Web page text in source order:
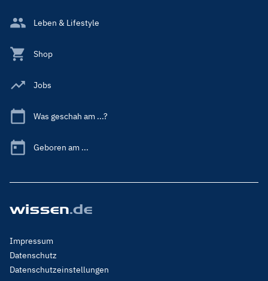
Leben & Lifestyle
Shop
Jobs
Was geschah am ...?
Geboren am ...
Footer
Menu
Legal
Impressum
Datenschutz
Datenschutzeinstellungen